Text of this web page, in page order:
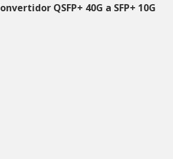
QSFP+ 40G a SFP+ 10G